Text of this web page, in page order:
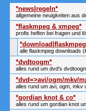
*news|regeln*
allgemeine neuigkeiten aus
*flaskmpeg & xmpeg*
profis helfen bei fragen und
alle flaskmpeg downloads
*dvdtoogm*
alles rund um dvd's
*dvd=>avi/ogm/mkv/
alles rund um avi, ogm, mkv
*gordian knot & co*
alles rund um gordian knot